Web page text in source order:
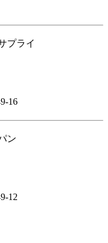
プライ
16
ン
12